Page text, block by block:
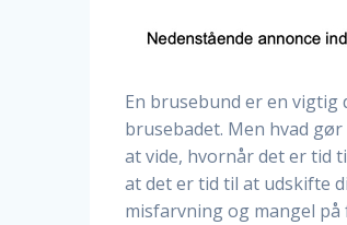
En brusebund er en
brusebadet. Men hvad
at vide, hvornår det er tid
at det er tid til at udskifte
misfarvning og mangel